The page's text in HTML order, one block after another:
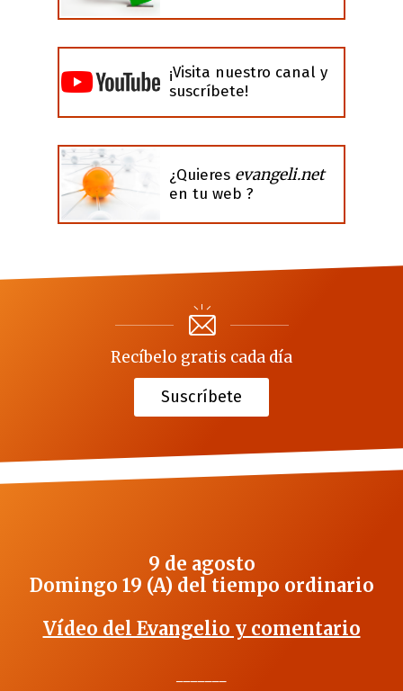
¡Visita nuestro canal y
suscríbete!
¿Quieres evangeli.net
en tu web ?
Recíbelo gratis cada día
Suscríbete
9 de agosto
Domingo 19 (A) del tiempo ordinario
Vídeo del Evangelio y comentario